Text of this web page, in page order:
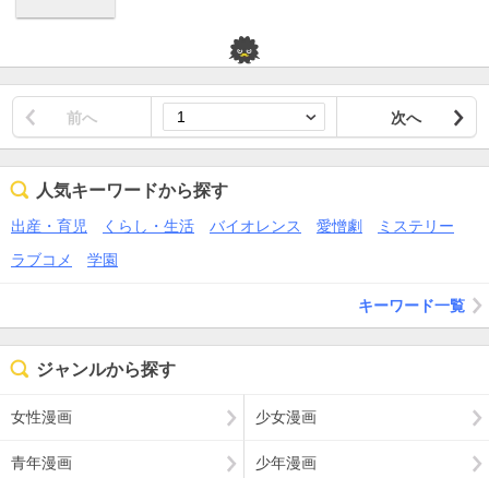
前へ 次へ
人気キーワードから探す
出産・育児 くらし・生活 バイオレンス 愛憎劇
ミステリー
ラブコメ
学園
キーワード一覧
ジャンルから探す
女性漫画 少女漫画
青年漫画 少年漫画